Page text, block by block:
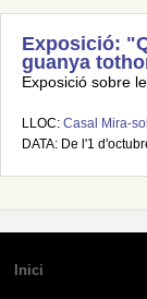
Exposició:
guanya
Exposició sobre
LLOC: Casal Mira-sol
DATA: De l'1
Inici